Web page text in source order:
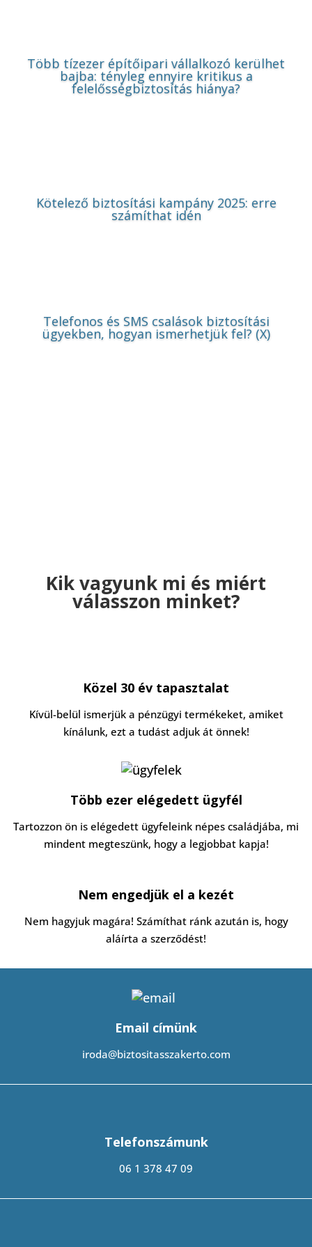
Több tízezer építőipari vállalkozó kerülhet
bajba: tényleg ennyire kritikus a
felelősségbiztosítás hiánya?
Kötelező biztosítási kampány 2025: erre
számíthat idén
Telefonos és SMS csalások biztosítási
ügyekben, hogyan ismerhetjük fel? (X)
Kik vagyunk mi és miért
válasszon minket?
Közel 30 év tapasztalat
Kívül-belül ismerjük a pénzügyi termékeket, amiket
kínálunk, ezt a tudást adjuk át önnek!
Több ezer elégedett ügyfél
Tartozzon ön is elégedett ügyfeleink népes családjába, mi
mindent megteszünk, hogy a legjobbat kapja!
Nem engedjük el a kezét
Nem hagyjuk magára! Számíthat ránk azután is, hogy
aláírta a szerződést!
Email címünk
iroda@biztositasszakerto.com
Telefonszámunk
06 1 378 47 09